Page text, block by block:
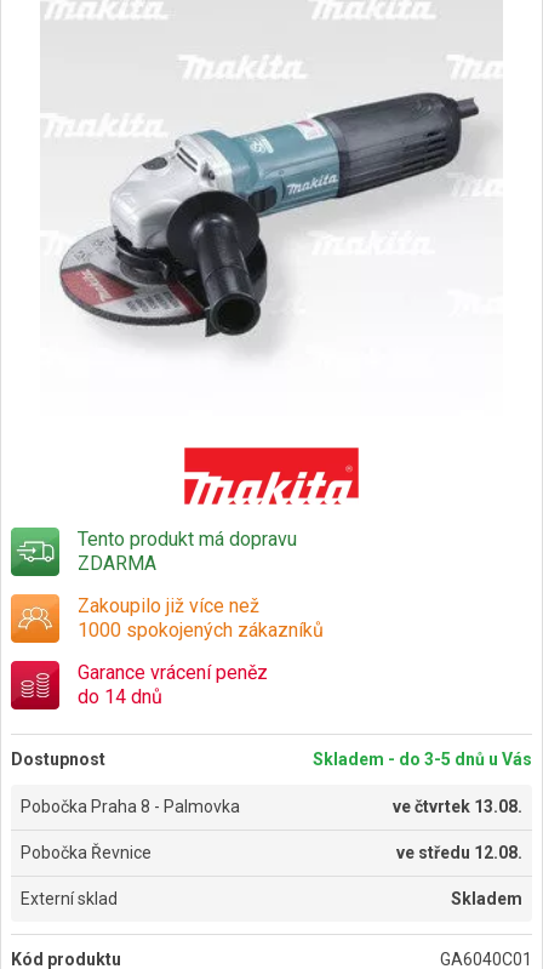
Tento produkt má dopravu
ZDARMA
Zakoupilo již více než
1000 spokojených zákazníků
Garance vrácení peněz
do 14 dnů
Dostupnost Skladem - do 3-5 dnů u Vás
Pobočka Praha 8 - Palmovka večtvrtek 13.08.
Pobočka Řevnice ve středu 12.08.
Externí sklad Skladem
Kód produktu GA6040C01